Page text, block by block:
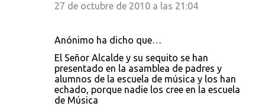
27 de octubre de 2010 a las 21:04
Anónimo ha dicho que…
El Señor Alcalde y su sequito se han
presentado en la asamblea de padres y
alumnos de la escuela de música y los han
echado, porque nadie los cree en la escuela
de Música